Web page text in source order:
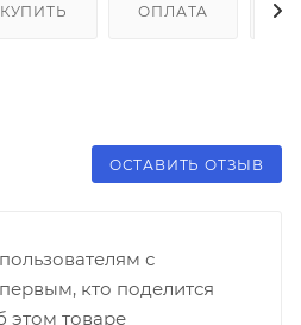
ОПЛАТА
ОСТАВИТЬ ОТЗЫВ
с
кто поделится
этом товаре